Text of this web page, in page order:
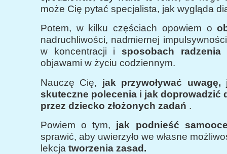
może Cię pytać specjalista, jak wygląda
Potem, w kilku częściach opowiem o
nadruchliwości, nadmiernej
w koncentracji isposobach
objawami w życiu codziennym.
Nauczę Cię, jak przywoływać
skuteczne polecenia i jak doprowadzić
przez dziecko złożonych zadań .
Powiem o tym, jak podnieść
sprawić, aby uwierzyło we własne
lekcja tworzenia zasad.